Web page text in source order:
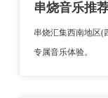
串烧音乐推
串烧汇集西南地区(
专属音乐体验。